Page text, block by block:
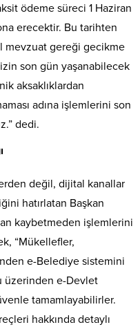
ödeme süreci 1 Haziran
erecektir. Bu tarihten
mevzuat gereği gecikme
son gün yaşanabilecek
aksaklıklardan
adına işlemlerini son
dedi.
değil, dijital kanallar
hatırlatan Başkan
kaybetmeden işlemlerini
“Mükellefler,
e-Belediye sistemini
üzerinden e-Devlet
tamamlayabilirler.
hakkında detaylı